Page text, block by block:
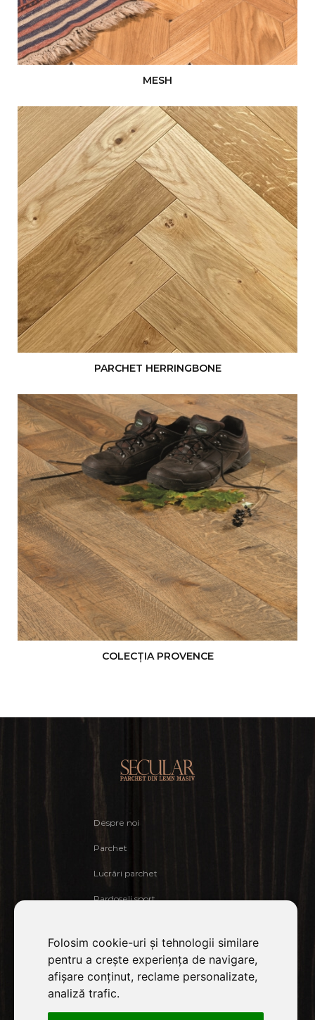
Folosim cookie-uri și tehnologii similare
pentru a crește experiența de navigare,
afișare conținut, reclame personalizate,
analiză trafic.
MESH
PARCHET HERRINGBONE
COLECŢIA PROVENCE
Despre noi
Parchet
Lucrări parchet
Pardoseli sport
Declarația de confidențialitate
Contact